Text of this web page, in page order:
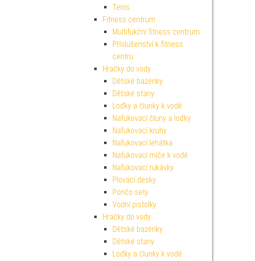
Tenis
Fitness centrum
Multifukční fitness centrum
Příslušenství k fitness
centru
Hračky do vody
Dětské bazénky
Dětské stany
Loďky a člunky k vodě
Nafukovací čluny a loďky
Nafukovací kruhy
Nafukovací lehátka
Nafukovací míče k vodě
Nafukovací rukávky
Plovací desky
Pončo sety
Vodní pistolky
Hračky do vody
Dětské bazénky
Dětské stany
Loďky a člunky k vodě